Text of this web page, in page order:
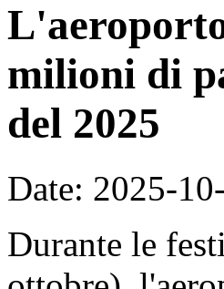
milioni di
del 2025
Date: 2025-
Durante le